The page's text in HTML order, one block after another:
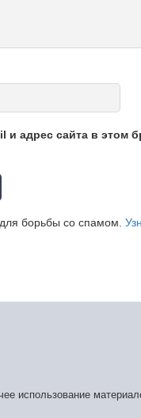
и адрес сайта в этом
для борьбы со спамом.
использование